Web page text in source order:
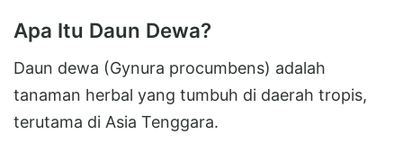
Apa Itu Daun Dewa?
Daun dewa (Gynura procumbens) adalah
tanaman herbal yang tumbuh di daerah tropis,
terutama di Asia Tenggara.